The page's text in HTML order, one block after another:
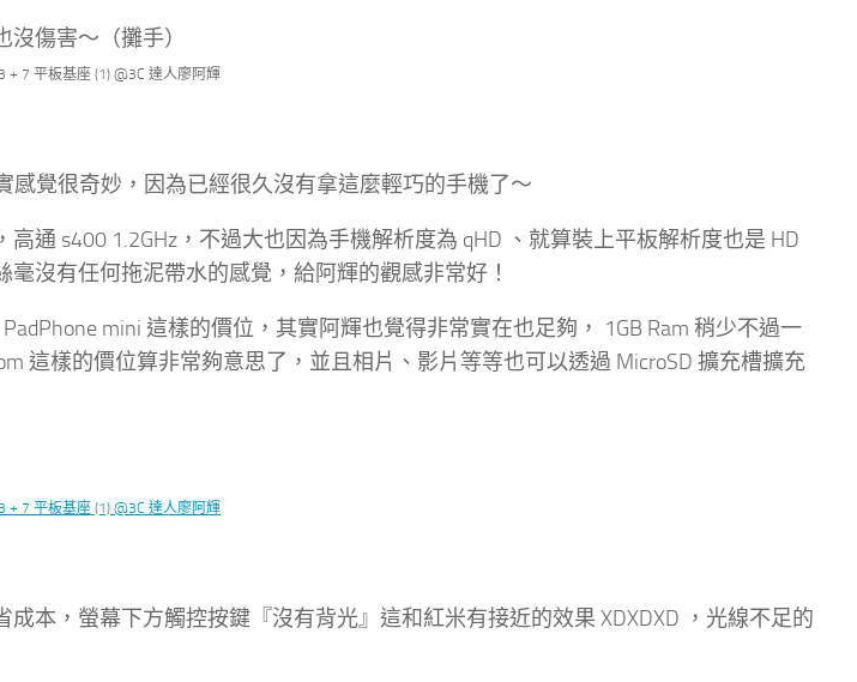
傷害～（攤手）
感覺很奇妙，因為已經很久沒有拿這麼輕巧的手機了～
通 s400 1.2GHz，不過大也因為手機解析度為 qHD 、就算裝上平板解析度也是 HD
沒有任何拖泥帶水的感覺，給阿輝的觀感非常好！
PadPhone mini 這樣的價位，其實阿輝也覺得非常實在也足夠， 1GB Ram 稍少不過一
這樣的價位算非常夠意思了，並且相片、影片等等也可以透過 MicroSD 擴充槽擴充
本，螢幕下方觸控按鍵『沒有背光』這和紅米有接近的效果 XDXDXD ，光線不足的